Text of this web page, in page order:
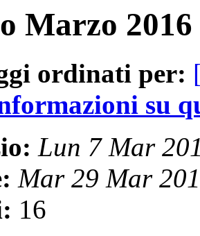
Marzo
ordinati per:
su
Lun 7 Mar
Mar 29 Mar
16